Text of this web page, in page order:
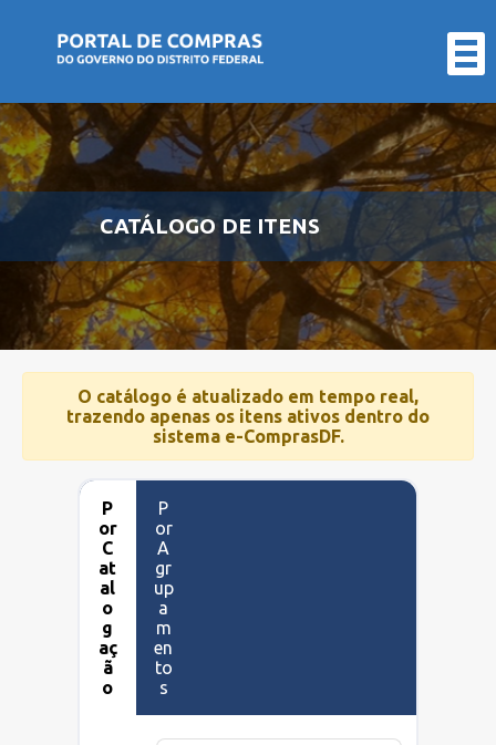
FORNECEDOR
ÓRGÃO
ATAS
DE
CATÁLOGO
TRANSPARÊNCIA
INDICADORES
CATÁLOGO DE ITENS
O catálogo é atualizado em tempo real,
trazendo apenas os itens ativos dentro do
sistema e-ComprasDF.
P
or
C
at
al
o
g
aç
ã
o
P
or
A
gr
up
a
m
en
to
s